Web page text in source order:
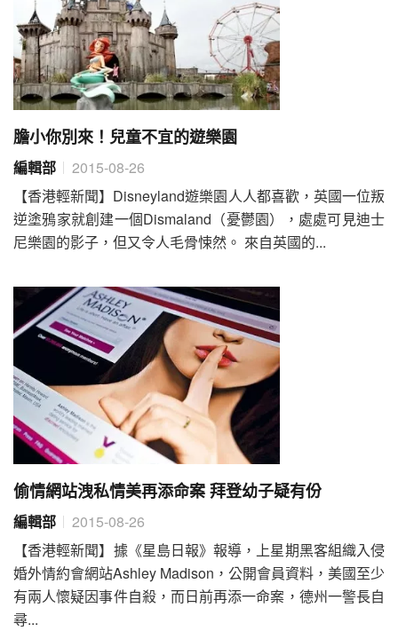
膽小你別來！兒童不宜的遊樂園
編輯部
2015-08-26
【香港輕新聞】Disneyland遊樂園人人都喜歡，英國一位叛
逆塗鴉家就創建一個Dismaland（憂鬱園），處處可見迪士
尼樂園的影子，但又令人毛骨悚然。 來自英國的...
偷情網站洩私情美再添命案 拜登幼子疑有份
編輯部
2015-08-26
【香港輕新聞】據《星島日報》報導，上星期黑客組織入侵
婚外情約會網站Ashley Madison，公開會員資料，美國至少
有兩人懷疑因事件自殺，而日前再添一命案，德州一警長自
尋...